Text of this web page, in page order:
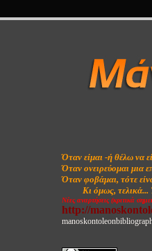
Όταν είμαι -ή θέλω να
Όταν ονειρεύομαι μια
Όταν φοβάμαι, τότε
Κι όμως, τελικά...
Νέες αναρτήσεις (κριτικά
http://